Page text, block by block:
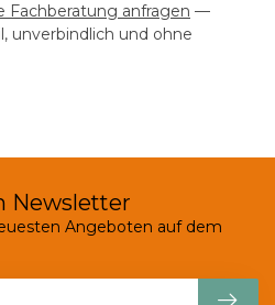
Fachberatung anfragen —
unverbindlich und ohne
Newsletter
Angeboten auf dem